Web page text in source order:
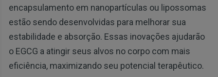
encapsulamento em nanopartículas ou lipossomas
estão sendo desenvolvidas para melhorar sua
estabilidade e absorção. Essas inovações ajudarão
o EGCG a atingir seus alvos no corpo com mais
eficiência, maximizando seu potencial terapêutico.